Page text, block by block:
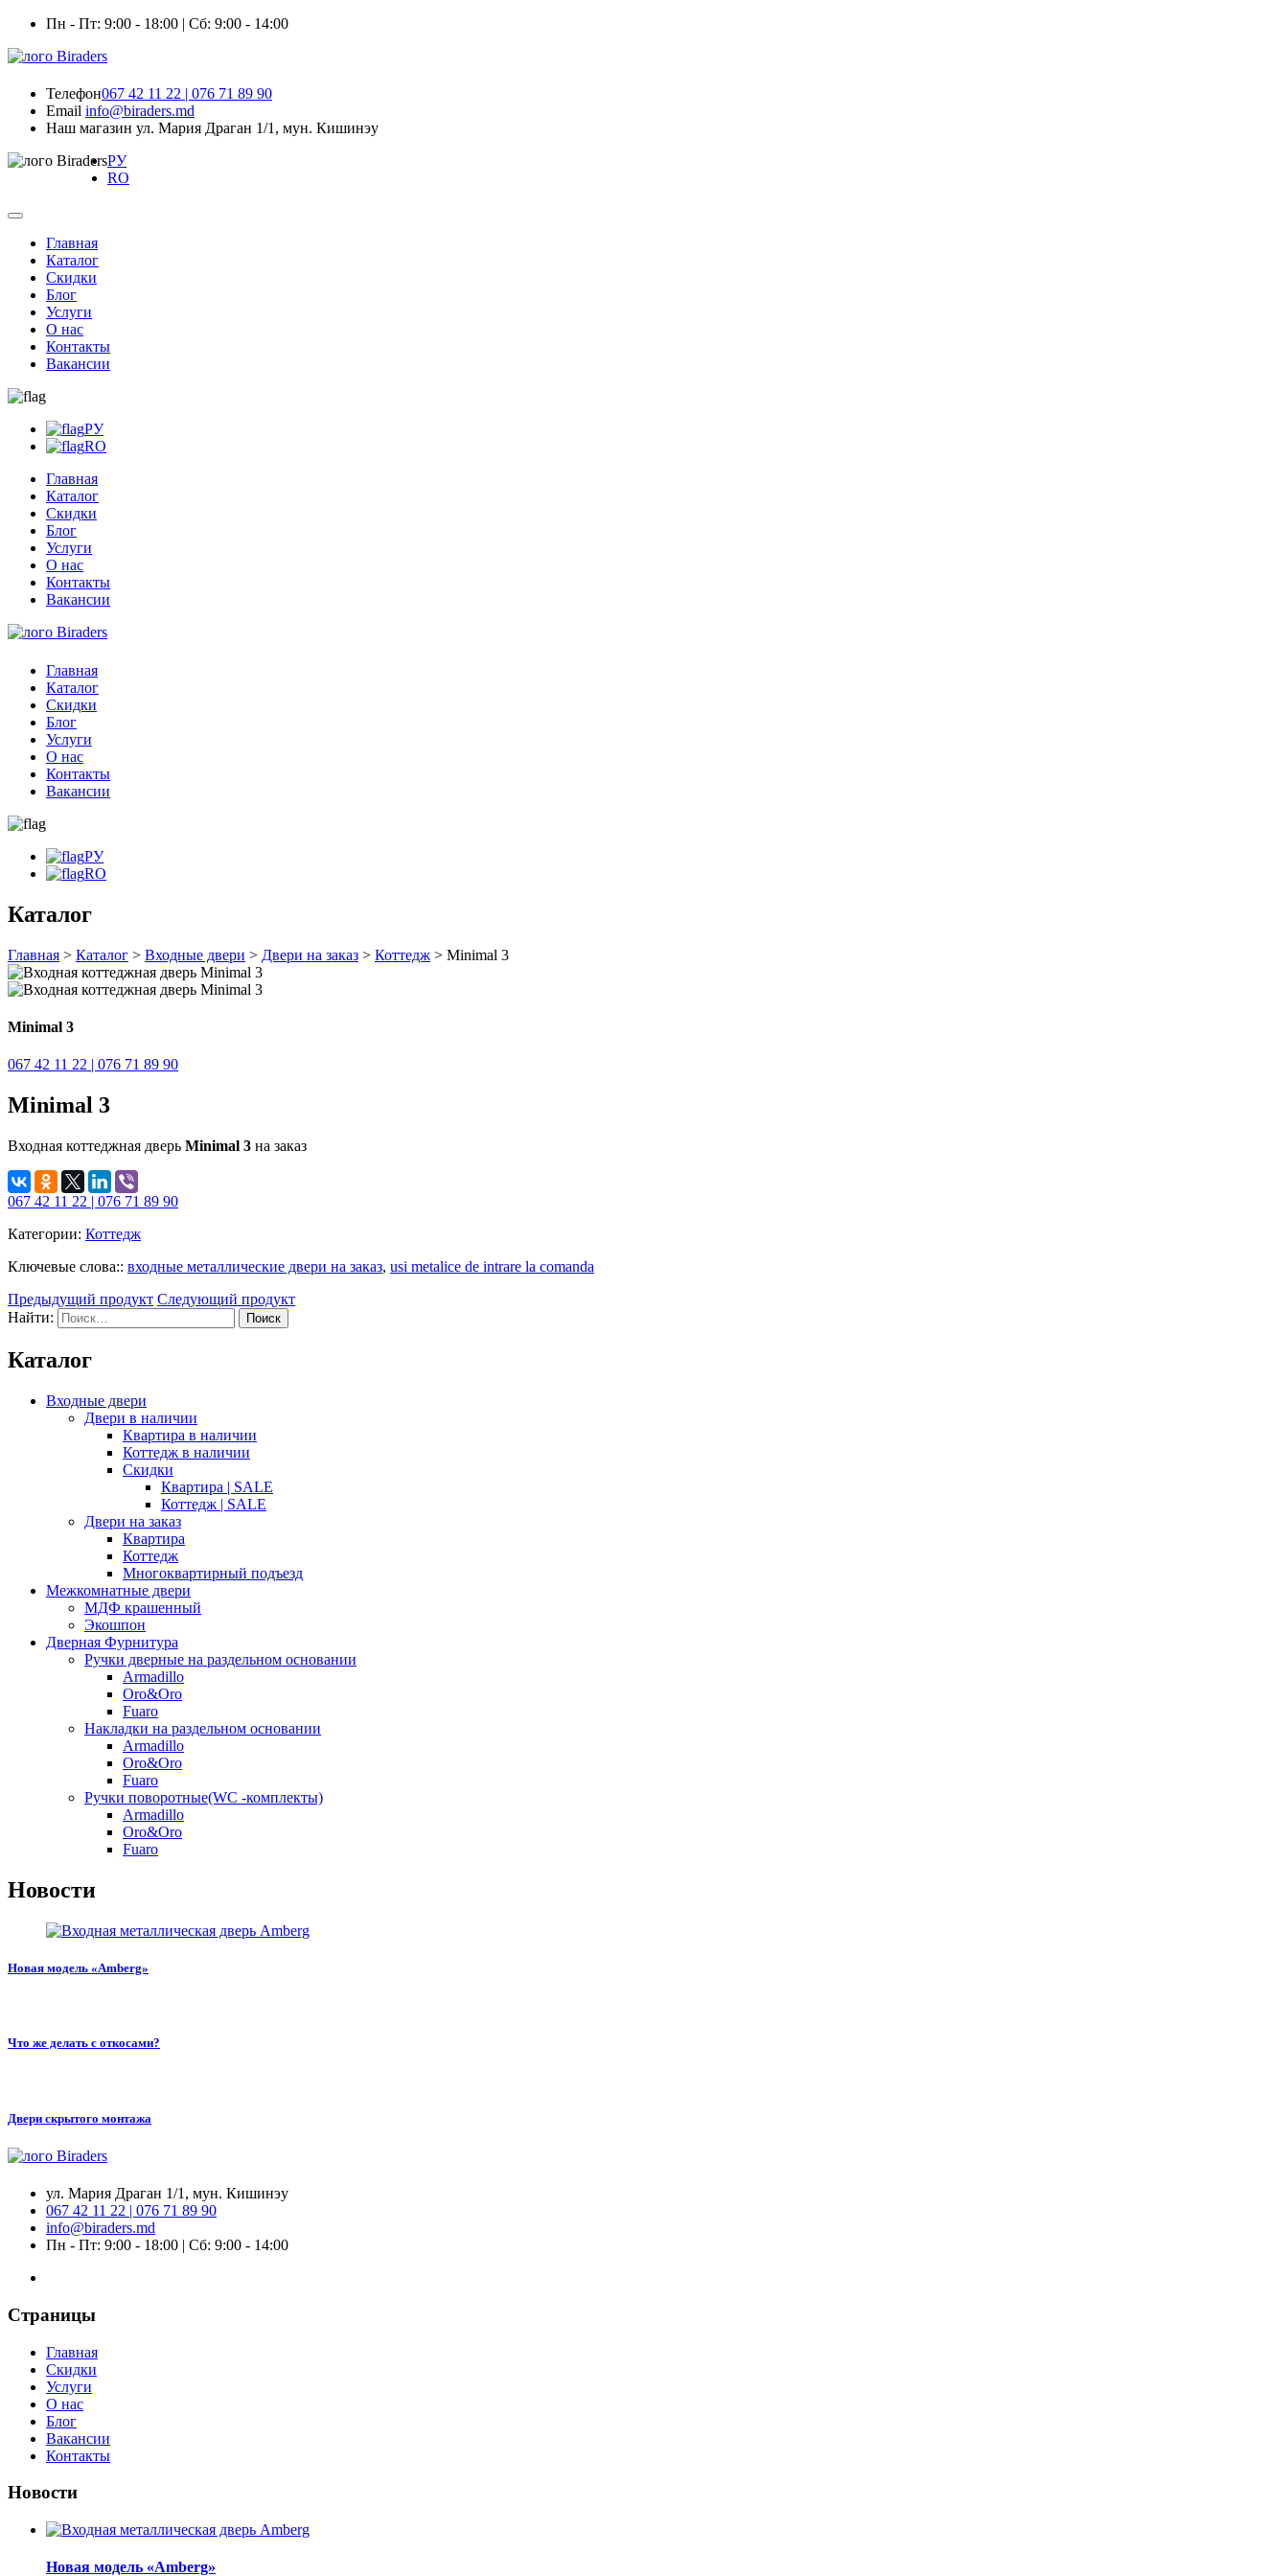
Пн - Пт: 9:00 - 18:00 | Сб: 9:00 - 14:00
Телефон067 42 11 22 | 076 71 89 90
Email info@biraders.md
Наш магазин ул. Мария Драган 1/1, мун. Кишинэу
РУ
RO
Главная
Каталог
Скидки
Блог
Услуги
О нас
Контакты
Вакансии
РУ
RO
Главная
Каталог
Скидки
Блог
Услуги
О нас
Контакты
Вакансии
Главная
Каталог
Скидки
Блог
Услуги
О нас
Контакты
Вакансии
РУ
RO
Каталог
Главная > Каталог > Входные двери > Двери на заказ > Коттедж > Minimal 3
Minimal 3
067 42 11 22 | 076 71 89 90
Minimal 3
Входная коттеджная дверь Minimal 3 на заказ
067 42 11 22 | 076 71 89 90
Категории: Коттедж
Ключевые слова:: входные металлические двери на заказ, usi metalice de intrare la comanda
Предыдущий продукт Следующий продукт
Найти:
Каталог
Входные двери
Двери в наличии
Квартира в наличии
Коттедж в наличии
Скидки
Квартира | SALE
Коттедж | SALE
Двери на заказ
Квартира
Коттедж
Многоквартирный подъезд
Межкомнатные двери
МДФ крашенный
Экошпон
Дверная Фурнитура
Ручки дверные на раздельном основании
Armadillo
Oro&Oro
Fuaro
Накладки на раздельном основании
Armadillo
Oro&Oro
Fuaro
Ручки поворотные(WC -комплекты)
Armadillo
Oro&Oro
Fuaro
Новости
Новая модель «Amberg»
Что же делать с откосами?
Двери скрытого монтажа
ул. Мария Драган 1/1, мун. Кишинэу
067 42 11 22 | 076 71 89 90
info@biraders.md
Пн - Пт: 9:00 - 18:00 | Сб: 9:00 - 14:00
Страницы
Главная
Скидки
Услуги
О нас
Блог
Вакансии
Контакты
Новости
Новая модель «Amberg»